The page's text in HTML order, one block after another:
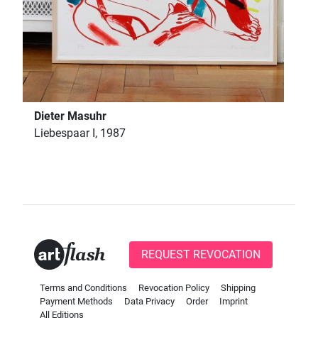
Dieter Masuhr
Liebespaar I, 1987
REQUEST REVOCATION
Terms and Conditions Revocation Policy
Shipping
Payment Methods
Data Privacy Order
Imprint
All Editions